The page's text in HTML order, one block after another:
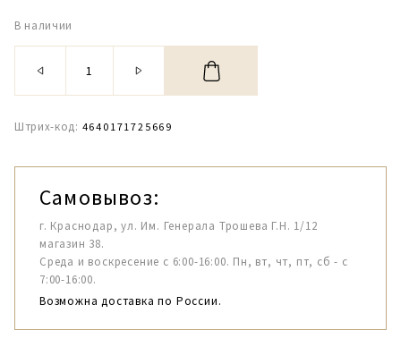
В наличии
Штрих-код: 4640171725669
Самовывоз:
г. Краснодар, ул. Им. Генерала Трошева Г.Н. 1/12
магазин 38.
Среда и воскресение с 6:00-16:00. Пн, вт, чт, пт, сб - с
7:00-16:00.
Возможна доставка по России.